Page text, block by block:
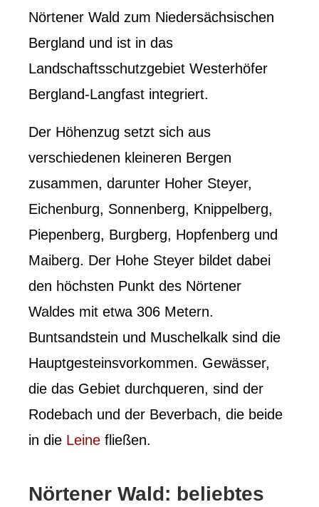
Nörtener Wald zum Niedersächsischen
Bergland und ist in das
Landschaftsschutzgebiet Westerhöfer
Bergland-Langfast integriert.
Der Höhenzug setzt sich aus
verschiedenen kleineren Bergen
zusammen, darunter Hoher Steyer,
Eichenburg, Sonnenberg, Knippelberg,
Piepenberg, Burgberg, Hopfenberg und
Maiberg. Der Hohe Steyer bildet dabei
den höchsten Punkt des Nörtener
Waldes mit etwa 306 Metern.
Buntsandstein und Muschelkalk sind die
Hauptgesteinsvorkommen. Gewässer,
die das Gebiet durchqueren, sind der
Rodebach und der Beverbach, die beide
in die Leine fließen.
Nörtener Wald: beliebtes